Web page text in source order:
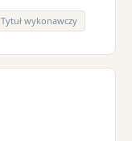
Tytuł wykonawczy